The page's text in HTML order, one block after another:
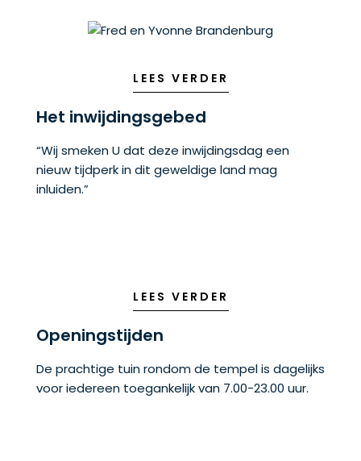
LEES VERDER
Het inwijdingsgebed
“Wij smeken U dat deze inwijdingsdag een
nieuw tijdperk in dit geweldige land mag
inluiden.”
LEES VERDER
Openingstijden
De prachtige tuin rondom de tempel is dagelijks
voor iedereen toegankelijk van 7.00-23.00 uur.